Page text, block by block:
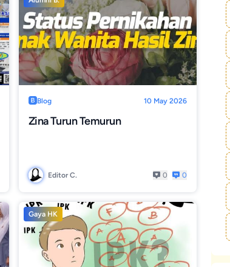
Blog 10 May 2026
Zina Turun Temurun
Editor C. 0 0
Gaya HK